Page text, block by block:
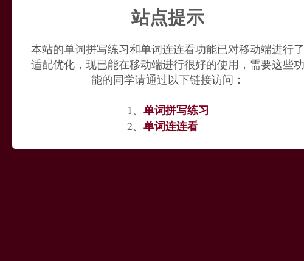
站点提示
本站的单词拼写练习和单词连连看功能已对移动端进行了
适配优化，现已能在移动端进行很好的使用，需要这些功
能的同学请通过以下链接访问：
1、 单词拼写练习
2、 单词连连看